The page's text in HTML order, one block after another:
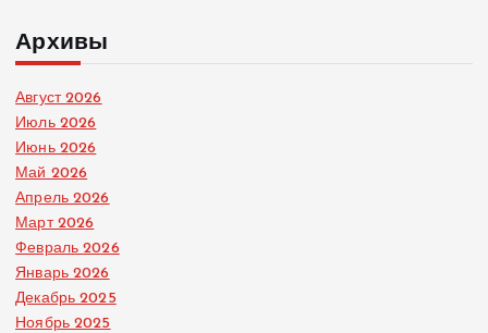
Архивы
Август 2026
Июль 2026
Июнь 2026
Май 2026
Апрель 2026
Март 2026
Февраль 2026
Январь 2026
Декабрь 2025
Ноябрь 2025